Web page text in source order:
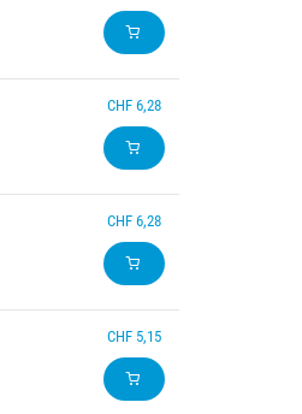
CHF 6,28
CHF 6,28
CHF 5,15